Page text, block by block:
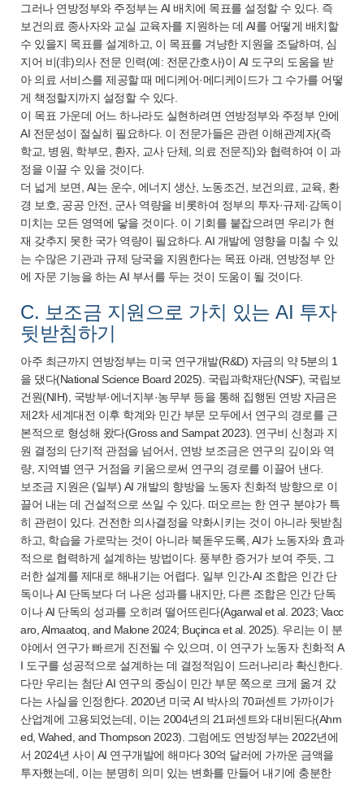
그러나 연방정부와 주정부는 AI 배치에 목표를 설정할 수 있다. 즉
보건의료 종사자와 교실 교육자를 지원하는 데 AI를 어떻게 배치할
수 있을지 목표를 설계하고, 이 목표를 겨냥한 지원을 조달하며, 심
지어 비(非)의사 전문 인력(예: 전문간호사)이 AI 도구의 도움을 받
아 의료 서비스를 제공할 때 메디케어·메디케이드가 그 수가를 어떻
게 책정할지까지 설정할 수 있다.
이 목표 가운데 어느 하나라도 실현하려면 연방정부와 주정부 안에
AI 전문성이 절실히 필요하다. 이 전문가들은 관련 이해관계자(즉
학교, 병원, 학부모, 환자, 교사 단체, 의료 전문직)와 협력하여 이 과
정을 이끌 수 있을 것이다.
더 넓게 보면, AI는 운수, 에너지 생산, 노동조건, 보건의료, 교육, 환
경 보호, 공공 안전, 군사 역량을 비롯하여 정부의 투자·규제·감독이
미치는 모든 영역에 닿을 것이다. 이 기회를 붙잡으려면 우리가 현
재 갖추지 못한 국가 역량이 필요하다. AI 개발에 영향을 미칠 수 있
는 수많은 기관과 규제 당국을 지원한다는 목표 아래, 연방정부 안
에 자문 기능을 하는 AI 부서를 두는 것이 도움이 될 것이다.
C. 보조금 지원으로 가치 있는 AI 투자
뒷받침하기
아주 최근까지 연방정부는 미국 연구개발(R&D) 자금의 약 5분의 1
을 댔다(National Science Board 2025). 국립과학재단(NSF), 국립보
건원(NIH), 국방부·에너지부·농무부 등을 통해 집행된 연방 자금은
제2차 세계대전 이후 학계와 민간 부문 모두에서 연구의 경로를 근
본적으로 형성해 왔다(Gross and Sampat 2023). 연구비 신청과 지
원 결정의 단기적 관점을 넘어서, 연방 보조금은 연구의 깊이와 역
량, 지역별 연구 거점을 키움으로써 연구의 경로를 이끌어 낸다.
보조금 지원은 (일부) AI 개발의 향방을 노동자 친화적 방향으로 이
끌어 내는 데 건설적으로 쓰일 수 있다. 떠오르는 한 연구 분야가 특
히 관련이 있다. 건전한 의사결정을 약화시키는 것이 아니라 뒷받침
하고, 학습을 가로막는 것이 아니라 북돋우도록, AI가 노동자와 효과
적으로 협력하게 설계하는 방법이다. 풍부한 증거가 보여 주듯, 그
러한 설계를 제대로 해내기는 어렵다. 일부 인간-AI 조합은 인간 단
독이나 AI 단독보다 더 나은 성과를 내지만, 다른 조합은 인간 단독
이나 AI 단독의 성과를 오히려 떨어뜨린다(Agarwal et al. 2023; Vacc
aro, Almaatoq, and Malone 2024; Buçinca et al. 2025). 우리는 이 분
야에서 연구가 빠르게 진전될 수 있으며, 이 연구가 노동자 친화적 A
I 도구를 성공적으로 설계하는 데 결정적임이 드러나리라 확신한다.
다만 우리는 첨단 AI 연구의 중심이 민간 부문 쪽으로 크게 옮겨 갔
다는 사실을 인정한다. 2020년 미국 AI 박사의 70퍼센트 가까이가
산업계에 고용되었는데, 이는 2004년의 21퍼센트와 대비된다(Ahm
ed, Wahed, and Thompson 2023). 그럼에도 연방정부는 2022년에
서 2024년 사이 AI 연구개발에 해마다 30억 달러에 가까운 금액을
투자했는데, 이는 분명히 의미 있는 변화를 만들어 내기에 충분한